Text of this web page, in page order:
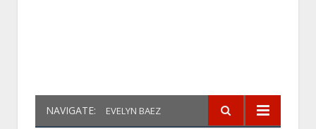
NAVIGATE: EVELYN BAEZ